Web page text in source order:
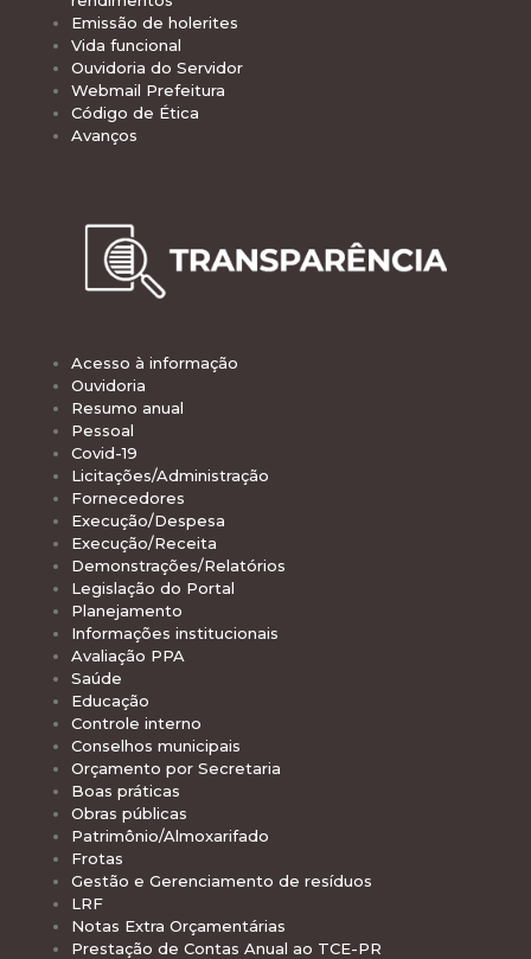
Emissão de holerites
Vida funcional
Ouvidoria do Servidor
Webmail Prefeitura
Código de Ética
Avanços
Acesso à informação
Ouvidoria
Resumo anual
Pessoal
Covid-19
Licitações/Administração
Fornecedores
Execução/Despesa
Execução/Receita
Demonstrações/Relatórios
Legislação do Portal
Planejamento
Informações institucionais
Avaliação PPA
Saúde
Educação
Controle interno
Conselhos municipais
Orçamento por Secretaria
Boas práticas
Obras públicas
Patrimônio/Almoxarifado
Frotas
Gestão e Gerenciamento de resíduos
LRF
Notas Extra Orçamentárias
Prestação de Contas Anual ao TCE-PR